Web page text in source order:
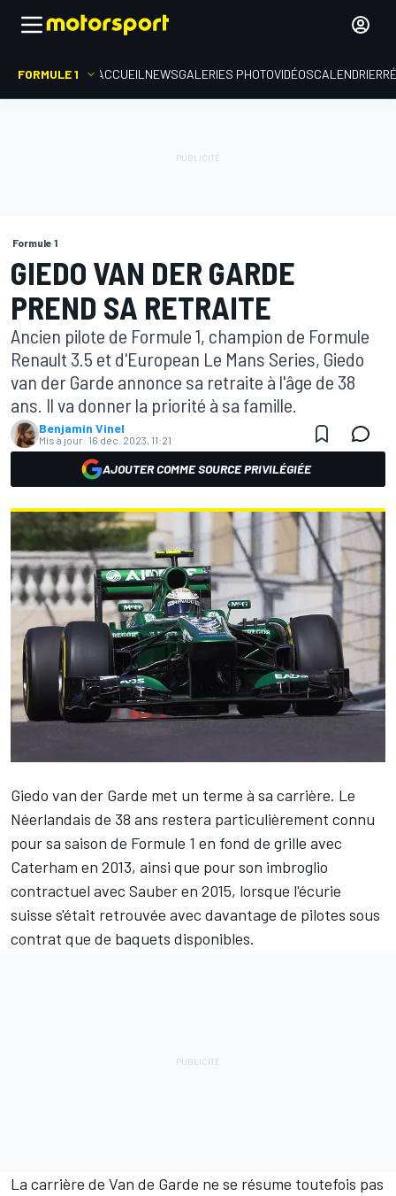
FORMULE 1 ACCUEIL NEWSGALERIES PHOTOVIDÉOSCALENDRIER
Formule 1
GIEDO VAN DER GARDE
PREND SA RETRAITE
Ancien pilote de Formule 1, champion de Formule
Renault 3.5 et d'European Le Mans Series, Giedo
van der Garde annonce sa retraite à l'âge de 38
ans. Il va donner la priorité à sa famille.
Benjamin Vinel
Mis à jour: 16 déc. 2023, 11:21
AJOUTER COMME SOURCE PRIVILÉGIÉE
Giedo van der Garde met un terme à sa carrière. Le
Néerlandais de 38 ans restera particulièrement connu
pour sa saison de Formule 1 en fond de grille avec
Caterham en 2013, ainsi que pour son imbroglio
contractuel avec Sauber en 2015, lorsque l'écurie
suisse s'était retrouvée avec davantage de pilotes sous
contrat que de baquets disponibles.
La carrière de Van de Garde ne se résume toutefois pas